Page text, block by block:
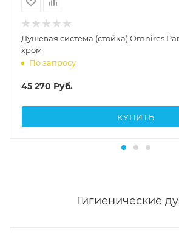
Душевая система (стойка) Omnires
хром
По запросу
45 270 Руб.
КУПИТЬ
Гигиенические